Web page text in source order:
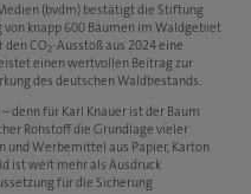
(bvdm) bestätigt die Stiftung
knapp 600 Bäumen im Waldgebiet
CO₂-Ausstoß aus 2024 eine
einen wertvollen Beitrag zur
des deutschen Waldbestands.
denn für Karl Knauer ist der Baum
Rohstoff die Grundlage vieler
und Werbemittel aus Papier, Karton
ist weit mehr als Ausdruck
für die Sicherung